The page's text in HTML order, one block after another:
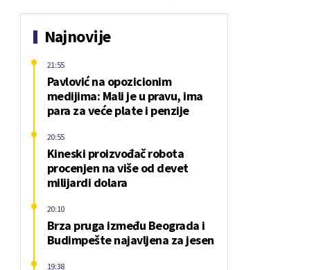
Najnovije
Pavlović na opozicionim
medijima: Mali je u pravu, ima
para za veće plate i penzije
21:55
Kineski proizvođač robota
procenjen na više od devet
milijardi dolara
20:55
Brza pruga između Beograda i
Budimpešte najavljena za jesen
20:10
19:38